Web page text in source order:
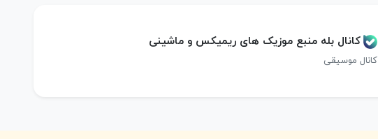
کانال بله منبع موزیک های ریمیکس و ماشینی
کانال موسیقی